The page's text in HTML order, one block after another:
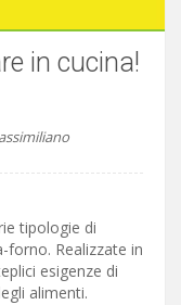
in cucina!
tipologie di
forno. Realizzate in
esigenze di
alimenti.